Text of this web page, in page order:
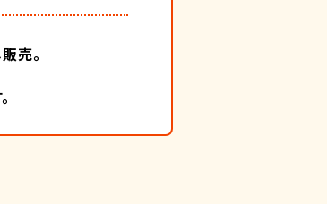
売。